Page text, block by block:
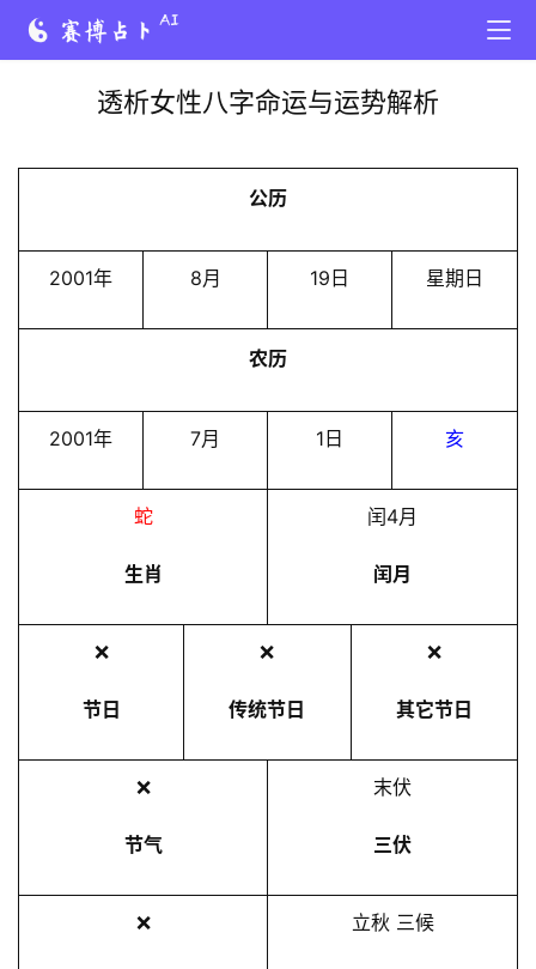
透析女性八字命运与运势解析
公历
2001年 8月 19日 星期日
农历
2001年 7月 1日 亥
蛇
生肖
闰4月
闰月
❌
节日
❌
传统节日
❌
其它节日
❌
节气
末伏
三伏
❌ 立秋 三候